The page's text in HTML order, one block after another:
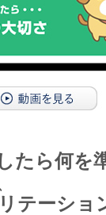
たら何を
テーシ